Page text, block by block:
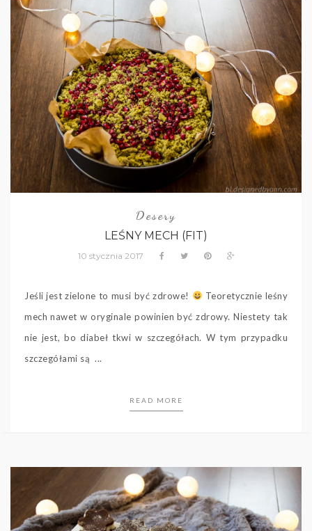
Desery
LEŚNY MECH (FIT)
10 stycznia 2017
Jeśli jest zielone to musi być zdrowe!
Teoretycznie leśny
mech nawet w oryginale powinien być zdrowy. Niestety tak
nie jest, bo diabeł tkwi w szczegółach. W tym przypadku
szczegółami są ...
READ MORE